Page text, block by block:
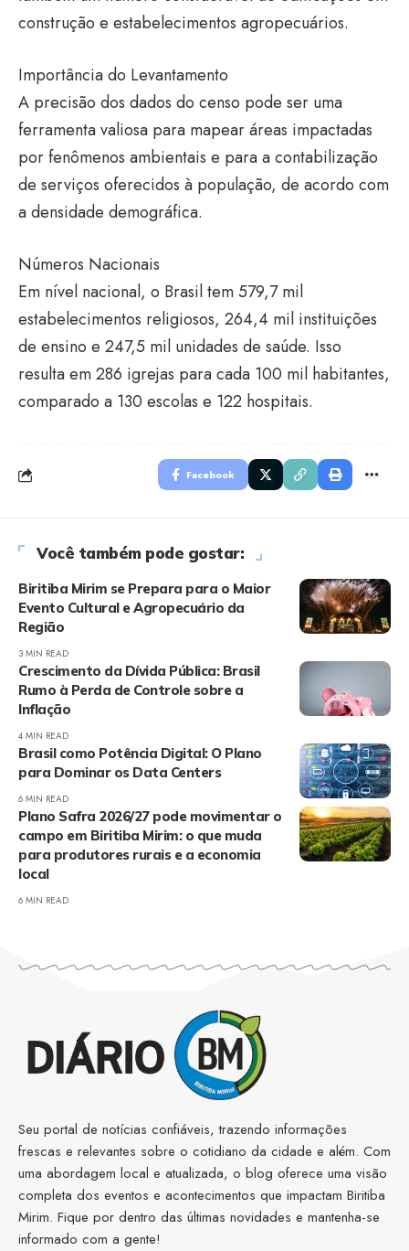
construção e estabelecimentos agropecuários.
Importância do Levantamento
A precisão dos dados do censo pode ser uma
ferramenta valiosa para mapear áreas impactadas
por fenômenos ambientais e para a contabilização
de serviços oferecidos à população, de acordo com
a densidade demográfica.
Números Nacionais
Em nível nacional, o Brasil tem 579,7 mil
estabelecimentos religiosos, 264,4 mil instituições
de ensino e 247,5 mil unidades de saúde. Isso
resulta em 286 igrejas para cada 100 mil habitantes,
comparado a 130 escolas e 122 hospitais.
Facebook
Você também pode gostar:
Biritiba Mirim se Prepara para o Maior
Evento Cultural e Agropecuário da
Região
3 MIN READ
Crescimento da Dívida Pública: Brasil
Rumo à Perda de Controle sobre a
Inflação
4 MIN READ
Brasil como Potência Digital: O Plano
para Dominar os Data Centers
6 MIN READ
Plano Safra 2026/27 pode movimentar o
campo em Biritiba Mirim: o que muda
para produtores rurais e a economia
local
6 MIN READ
Seu portal de notícias confiáveis, trazendo informações
frescas e relevantes sobre o cotidiano da cidade e além. Com
uma abordagem local e atualizada, o blog oferece uma visão
completa dos eventos e acontecimentos que impactam Biritiba
Mirim. Fique por dentro das últimas novidades e mantenha-se
informado com a gente!